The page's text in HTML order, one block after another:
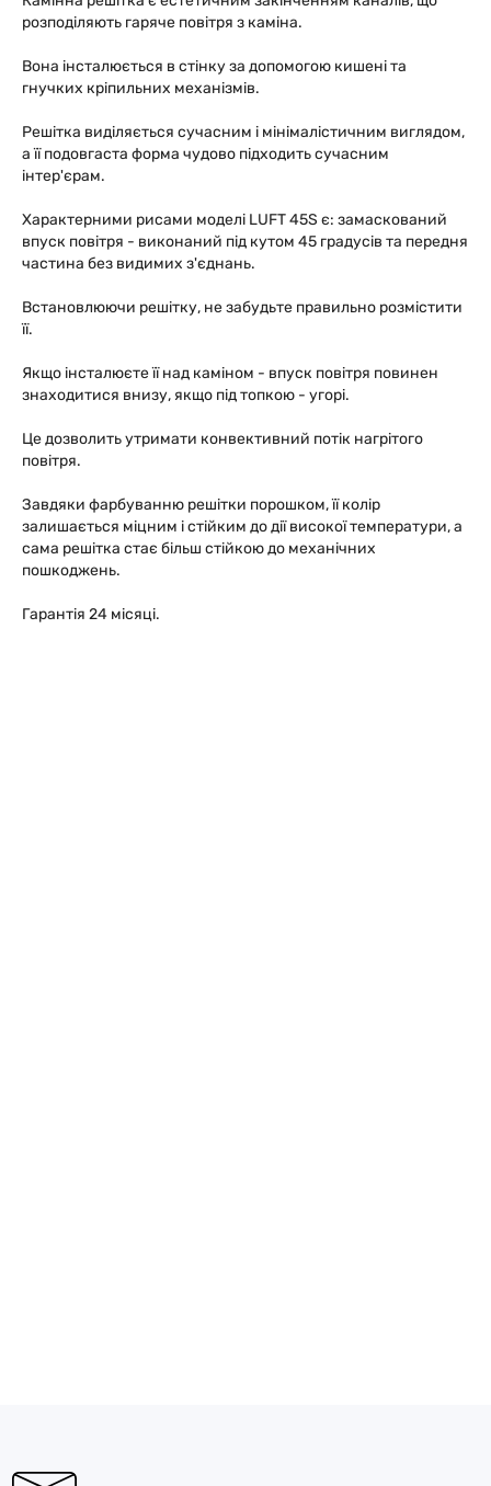
розподіляють гаряче повітря з каміна.
Вона інсталюється в стінку за допомогою кишені та
гнучких кріпильних механізмів.
Решітка виділяється сучасним і мінімалістичним виглядом,
а її подовгаста форма чудово підходить сучасним
інтер'єрам.
Характерними рисами моделі LUFT 45S є: замаскований
впуск повітря - виконаний під кутом 45 градусів та передня
частина без видимих з'єднань.
Встановлюючи решітку, не забудьте правильно розмістити
її.
Якщо інсталюєте її над каміном - впуск повітря повинен
знаходитися внизу, якщо під топкою - угорі.
Це дозволить утримати конвективний потік нагрітого
повітря.
Завдяки фарбуванню решітки порошком, її колір
залишається міцним і стійким до дії високої температури, а
сама решітка стає більш стійкою до механічних
пошкоджень.
Гарантія 24 місяці.